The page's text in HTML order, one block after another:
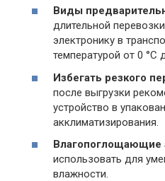
Виды
длительной
электронику в
температурой от 0 °C
Избегать резкого
после выгрузки
устройство в
акклиматизирования.
Влагопоглощающие
использовать для
влажности.